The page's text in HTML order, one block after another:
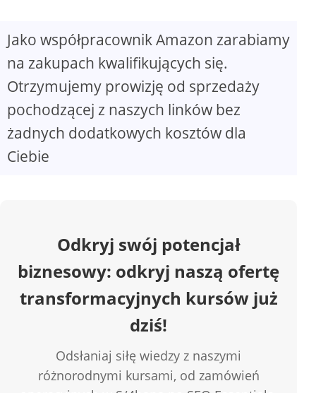
V
i
d
Jako współpracownik Amazon zarabiamy
na zakupach kwalifikujących się.
Otrzymujemy prowizję od sprzedaży
pochodzącej z naszych linków bez
żadnych dodatkowych kosztów dla
Ciebie
Odkryj swój potencjał
biznesowy: odkryj naszą ofertę
transformacyjnych kursów już
dziś!
Odsłaniaj siłę wiedzy z naszymi
różnorodnymi kursami, od zamówień